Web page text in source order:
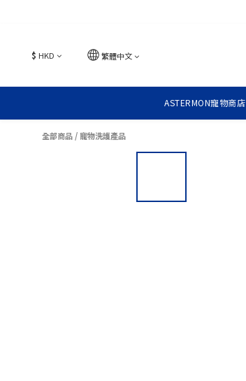
$ HKD 繁體中文
ASTERMON寵物商店
全部商品 /寵物洗護產品